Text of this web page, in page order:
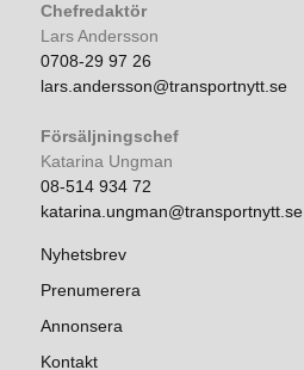
Chefredaktör
Lars Andersson
0708-29 97 26
lars.andersson@transportnytt.se
Försäljningschef
Katarina Ungman
08-514 934 72
katarina.ungman@transportnytt.se
Nyhetsbrev
Prenumerera
Annonsera
Kontakt